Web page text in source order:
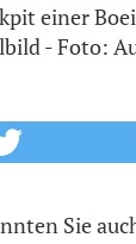
einer
- Foto:
Sie